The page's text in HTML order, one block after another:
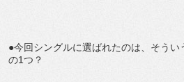
●今回シングルに選ばれたのは、そうい
の1つ？